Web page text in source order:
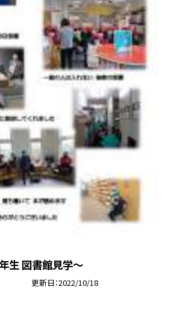
年生 図書館見学〜
更新日 2022/10/18